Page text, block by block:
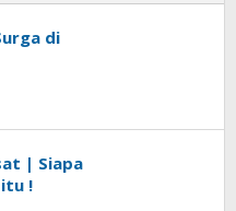
di
| Siapa
!